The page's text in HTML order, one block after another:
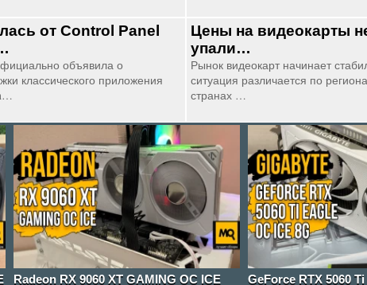
от Control Panel
объявила о
классического приложения
Цены на видеокарты
упали…
Рынок видеокарт начинает
ситуация различается по
странах …
Radeon RX 9060 XT GAMING OC ICE GeForce RTX 5060